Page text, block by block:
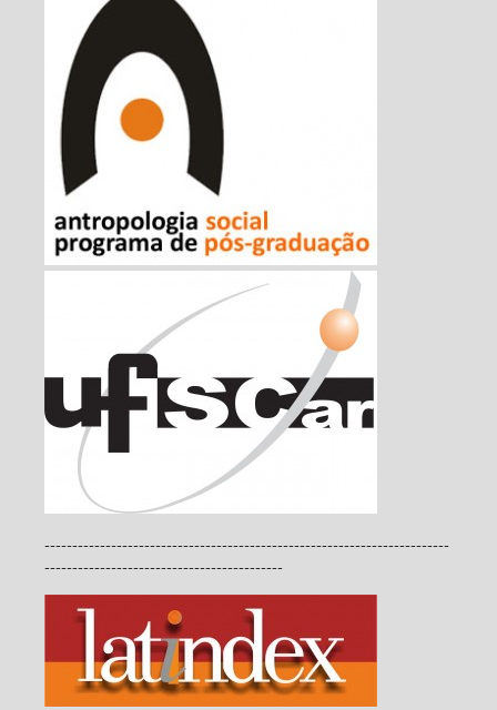
-------------------------------------------------------------------------
-------------------------------------------